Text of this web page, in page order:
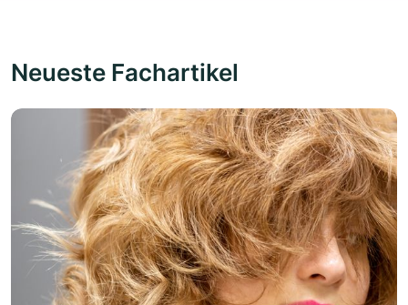
Neueste Fachartikel